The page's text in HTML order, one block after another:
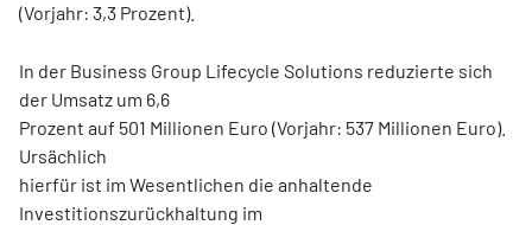
(Vorjahr: 3,3 Prozent).
In der Business Group Lifecycle Solutions reduzierte sich
der Umsatz um 6,6
Prozent auf 501 Millionen Euro (Vorjahr: 537 Millionen Euro).
Ursächlich
hierfür ist im Wesentlichen die anhaltende
Investitionszurückhaltung im